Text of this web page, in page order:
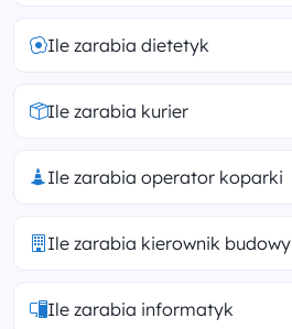
Ile zarabia dietetyk
Ile zarabia kurier
Ile zarabia operator koparki
Ile zarabia kierownik budowy
Ile zarabia informatyk